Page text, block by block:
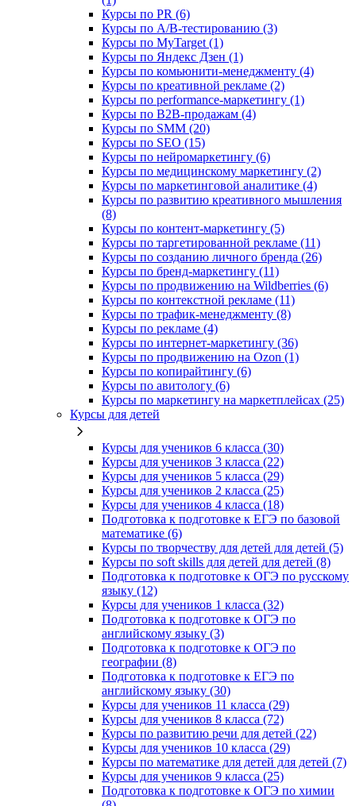
Курсы по PR (6)
Курсы по A/B-тестированию (3)
Курсы по MyTarget (1)
Курсы по Яндекс Дзен (1)
Курсы по комьюнити-менеджменту (4)
Курсы по креативной рекламе (2)
Курсы по performance-маркетингу (1)
Курсы по B2B-продажам (4)
Курсы по SMM (20)
Курсы по SEO (15)
Курсы по нейромаркетингу (6)
Курсы по медицинскому маркетингу (2)
Курсы по маркетинговой аналитике (4)
Курсы по развитию креативного мышления
(8)
Курсы по контент-маркетингу (5)
Курсы по таргетированной рекламе (11)
Курсы по созданию личного бренда (26)
Курсы по бренд-маркетингу (11)
Курсы по продвижению на Wildberries (6)
Курсы по контекстной рекламе (11)
Курсы по трафик-менеджменту (8)
Курсы по рекламе (4)
Курсы по интернет-маркетингу (36)
Курсы по продвижению на Ozon (1)
Курсы по копирайтингу (6)
Курсы по авитологу (6)
Курсы по маркетингу на маркетплейсах (25)
Курсы для детей
Курсы для учеников 6 класса (30)
Курсы для учеников 3 класса (22)
Курсы для учеников 5 класса (29)
Курсы для учеников 2 класса (25)
Курсы для учеников 4 класса (18)
Подготовка к подготовке к ЕГЭ по базовой
математике (6)
Курсы по творчеству для детей для детей (5)
Курсы по soft skills для детей для детей (8)
Подготовка к подготовке к ОГЭ по русскому
языку (12)
Курсы для учеников 1 класса (32)
Подготовка к подготовке к ОГЭ по
английскому языку (3)
Подготовка к подготовке к ОГЭ по
географии (8)
Подготовка к подготовке к ЕГЭ по
английскому языку (30)
Курсы для учеников 11 класса (29)
Курсы для учеников 8 класса (72)
Курсы по развитию речи для детей (22)
Курсы для учеников 10 класса (29)
Курсы по математике для детей для детей (7)
Курсы для учеников 9 класса (25)
Подготовка к подготовке к ОГЭ по химии